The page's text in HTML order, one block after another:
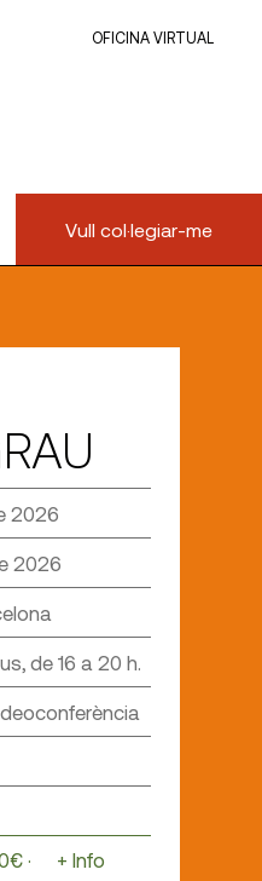
OFICINA VIRTUAL
Vull col·legiar-me
2026
2026
de 16 a 20 h.
·
+ Info